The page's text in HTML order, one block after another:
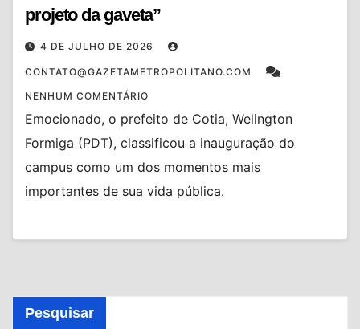
projeto da gaveta”
4 DE JULHO DE 2026
CONTATO@GAZETAMETROPOLITANO.COM
NENHUM COMENTÁRIO
Emocionado, o prefeito de Cotia, Welington
Formiga (PDT), classificou a inauguração do
campus como um dos momentos mais
importantes de sua vida pública.
Pesquisar